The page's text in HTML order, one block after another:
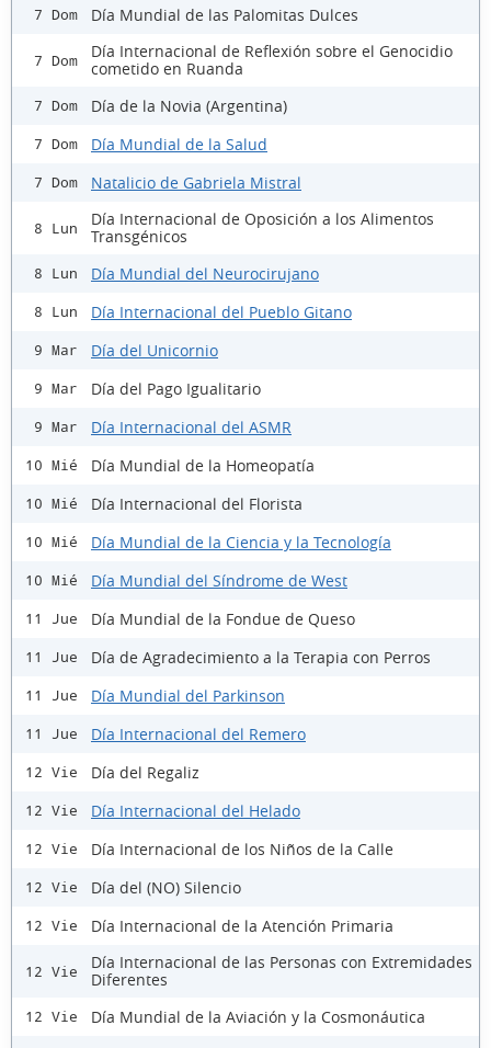
7 Dom Día Mundial de las Palomitas Dulces
7 Dom
Día Internacional de Reflexión sobre el Genocidio
cometido en Ruanda
7 Dom Día de la Novia (Argentina)
7 Dom Día Mundial de la Salud
7 Dom Natalicio de Gabriela Mistral
8 Lun
Día Internacional de Oposición a los Alimentos
Transgénicos
8 Lun Día Mundial del Neurocirujano
8 Lun Día Internacional del Pueblo Gitano
9 Mar Día del Unicornio
9 Mar Día del Pago Igualitario
9 Mar Día Internacional del ASMR
10 Mié Día Mundial de la Homeopatía
10 Mié Día Internacional del Florista
10 Mié Día Mundial de la Ciencia y la Tecnología
10 Mié Día Mundial del Síndrome de West
11 Jue Día Mundial de la Fondue de Queso
11 Jue Día de Agradecimiento a la Terapia con Perros
11 Jue Día Mundial del Parkinson
11 Jue Día Internacional del Remero
12 Vie Día del Regaliz
12 Vie Día Internacional del Helado
12 Vie Día Internacional de los Niños de la Calle
12 Vie Día del (NO) Silencio
12 Vie Día Internacional de la Atención Primaria
12 Vie
Día Internacional de las Personas con Extremidades
Diferentes
12 Vie Día Mundial de la Aviación y la Cosmonáutica